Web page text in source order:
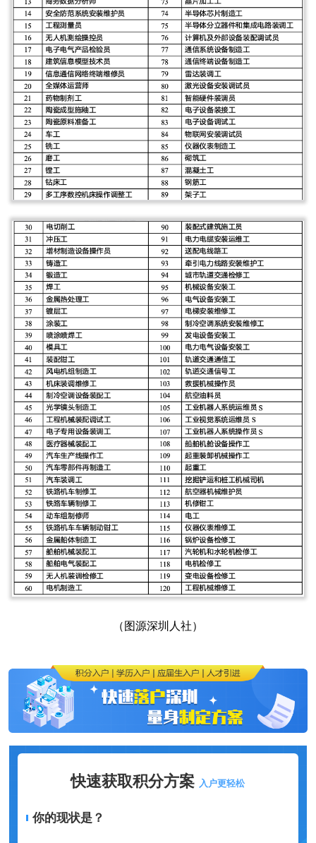
（图源深圳人社）
快速获取积分方案 入户更轻松
你的现状是？